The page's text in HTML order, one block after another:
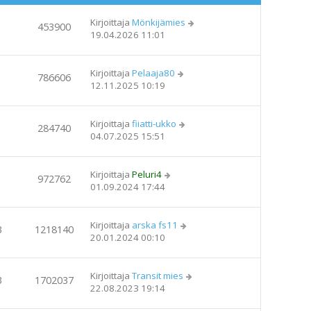
453900 Kirjoittaja Mönkijämies
19.04.2026 11:01
786606 Kirjoittaja Pelaaja80
12.11.2025 10:19
284740 Kirjoittaja fiiatti-ukko
04.07.2025 15:51
972762 Kirjoittaja Peluri4
01.09.2024 17:44
1218140 Kirjoittaja arska fs11
20.01.2024 00:10
1702037 Kirjoittaja Transit mies
22.08.2023 19:14